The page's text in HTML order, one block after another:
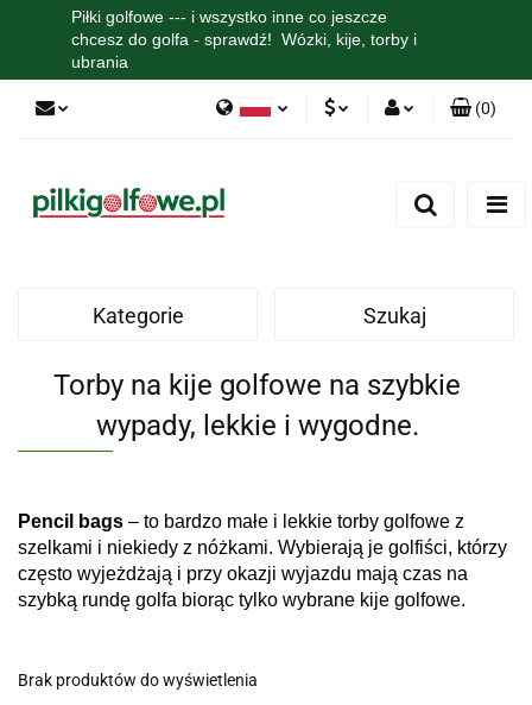
Piłki golfowe --- i wszystko inne co jeszcze
chcesz do golfa - sprawdź! Wózki, kije, torby i
ubrania
English
(0)
Kategorie Szukaj
Torby na kije golfowe na szybkie
wypady, lekkie i wygodne.
Pencil bags – to bardzo małe i lekkie torby golfowe z
szelkami i niekiedy z nóżkami. Wybierają je golfiści, którzy
często wyjeżdżają i przy okazji wyjazdu mają czas na
szybką rundę golfa biorąc tylko wybrane kije golfowe.
Brak produktów do wyświetlenia